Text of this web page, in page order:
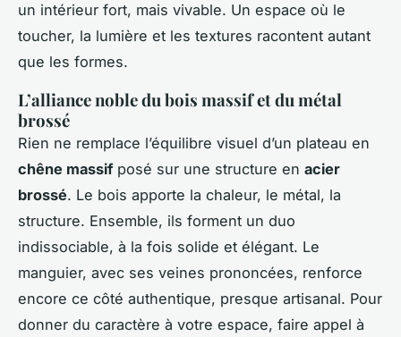
un intérieur fort, mais vivable. Un espace où le
toucher, la lumière et les textures racontent autant
que les formes.
L’alliance noble du bois massif et du métal
brossé
Rien ne remplace l’équilibre visuel d’un plateau en
chêne massifposé sur une structure en acier
brossé. Le bois apporte la chaleur, le métal, la
structure. Ensemble, ils forment un duo
indissociable, à la fois solide et élégant. Le
manguier, avec ses veines prononcées, renforce
encore ce côté authentique, presque artisanal. Pour
donner du caractère à votre espace, faire appel à